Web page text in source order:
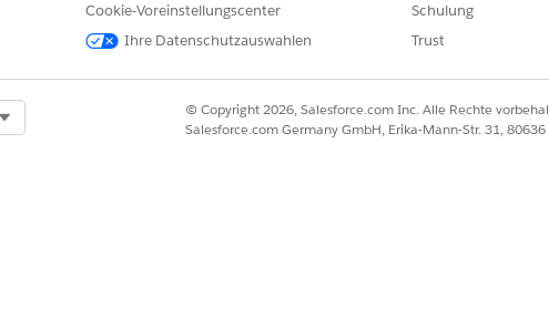
Cookie-Voreinstellungscenter
Ihre Datenschutzauswahlen
Schulung
Trust
© Copyright 2026, Salesforce.com Inc. Alle Rechte
Salesforce.com Germany GmbH, Erika-Mann-Str. 31,